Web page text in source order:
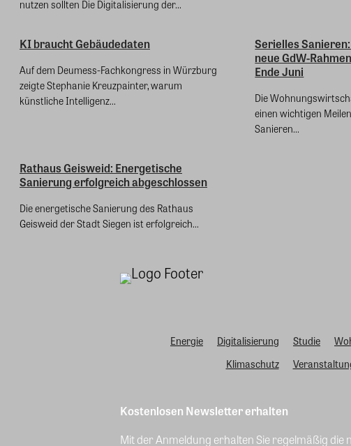
nutzen sollten Die Digitalisierung der...
KI braucht Gebäudedaten
Auf dem Deumess-Fachkongress in Würzburg
zeigte Stephanie Kreuzpainter, warum
künstliche Intelligenz...
Serielles
neue GdW-
Ende Juni
Die
einen wichtigen
Sanieren...
Rathaus Geisweid: Energetische
Sanierung erfolgreich abgeschlossen
Die energetische Sanierung des Rathaus
Geisweid der Stadt Siegen ist erfolgreich...
Energie Digitalisierung Studie
Klimaschutz
Kostenlosen Newsletter erhalten
Mit der Anmeldung erhalten Sie regelmäßig